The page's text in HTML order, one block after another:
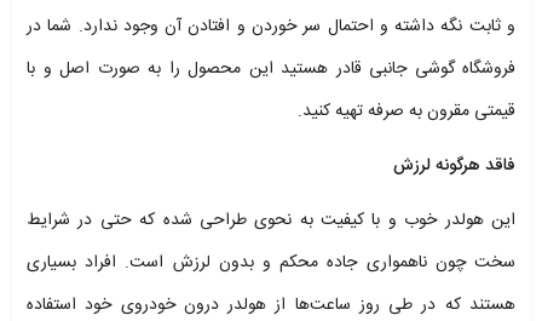
و ثابت نگه داشته و احتمال سر خوردن و افتادن آن وجود ندارد. شما در
فروشگاه گوشی جانبی قادر هستید این محصول را به صورت اصل و با
قیمتی مقرون به صرفه تهیه کنید.
فاقد هرگونه لرزش
این هولدر خوب و با کیفیت به نحوی طراحی شده که حتی در شرایط
سخت چون ناهمواری جاده محکم و بدون لرزش است. افراد بسیاری
هستند که در طی روز ساعت‌ها از هولدر درون خودروی خود استفاده